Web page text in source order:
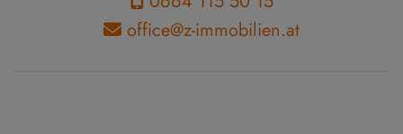
office@z-immobilien.at